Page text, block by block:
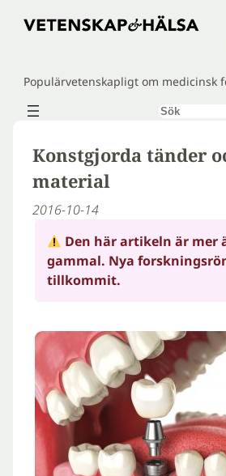
Hoppa
Populärvetenskapligt om medicinsk
Sök
Konstgjorda tänder
material
2016-10-14
Den här artikeln är mer
gammal. Nya
tillkommit.